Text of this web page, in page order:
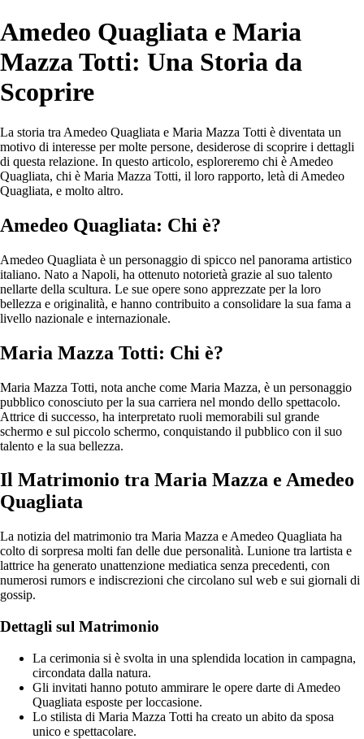
Amedeo Quagliata e Maria
Mazza Totti: Una Storia da
Scoprire
La storia tra Amedeo Quagliata e Maria Mazza Totti è diventata un
motivo di interesse per molte persone, desiderose di scoprire i dettagli
di questa relazione. In questo articolo, esploreremo chi è Amedeo
Quagliata, chi è Maria Mazza Totti, il loro rapporto, letà di Amedeo
Quagliata, e molto altro.
Amedeo Quagliata: Chi è?
Amedeo Quagliata è un personaggio di spicco nel panorama artistico
italiano. Nato a Napoli, ha ottenuto notorietà grazie al suo talento
nellarte della scultura. Le sue opere sono apprezzate per la loro
bellezza e originalità, e hanno contribuito a consolidare la sua fama a
livello nazionale e internazionale.
Maria Mazza Totti: Chi è?
Maria Mazza Totti, nota anche come Maria Mazza, è un personaggio
pubblico conosciuto per la sua carriera nel mondo dello spettacolo.
Attrice di successo, ha interpretato ruoli memorabili sul grande
schermo e sul piccolo schermo, conquistando il pubblico con il suo
talento e la sua bellezza.
Il Matrimonio tra Maria Mazza e Amedeo
Quagliata
La notizia del matrimonio tra Maria Mazza e Amedeo Quagliata ha
colto di sorpresa molti fan delle due personalità. Lunione tra lartista e
lattrice ha generato unattenzione mediatica senza precedenti, con
numerosi rumors e indiscrezioni che circolano sul web e sui giornali di
gossip.
Dettagli sul Matrimonio
La cerimonia si è svolta in una splendida location in campagna,
circondata dalla natura.
Gli invitati hanno potuto ammirare le opere darte di Amedeo
Quagliata esposte per loccasione.
Lo stilista di Maria Mazza Totti ha creato un abito da sposa
unico e spettacolare.